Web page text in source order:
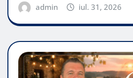
admin iul. 31, 2026